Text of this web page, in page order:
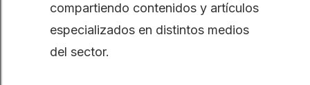
compartiendo contenidos y artículos
especializados en distintos medios
del sector.